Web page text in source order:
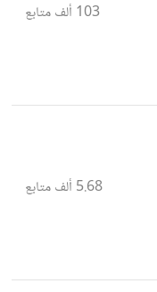
103 ألف متابع
5.68 ألف متابع